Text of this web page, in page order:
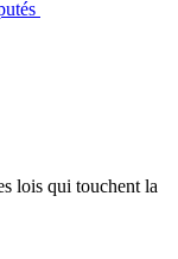
lois qui touchent la